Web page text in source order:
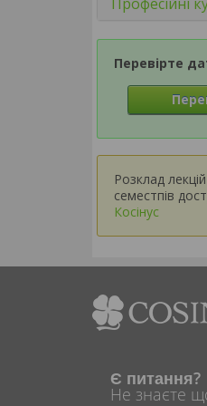
Перевірте
Розклад
семестпів
Косінус
Є питання?
Не знаєте